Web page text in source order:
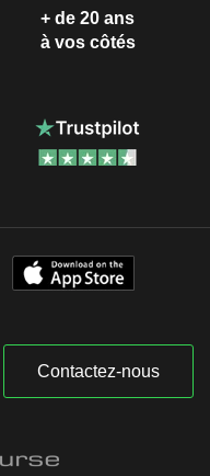
+ de 20 ans
à vos côtés
Contactez-nous